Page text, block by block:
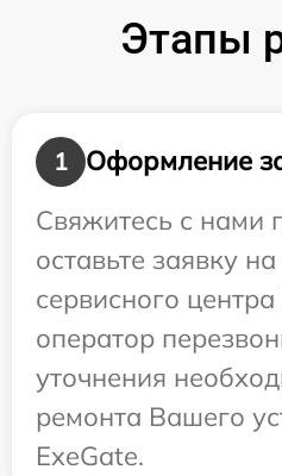
Этапы
1
Оформление
Свяжитесь с нами
оставьте заявку
сервисного
оператор
уточнения
ремонта Вашего
ExeGate.